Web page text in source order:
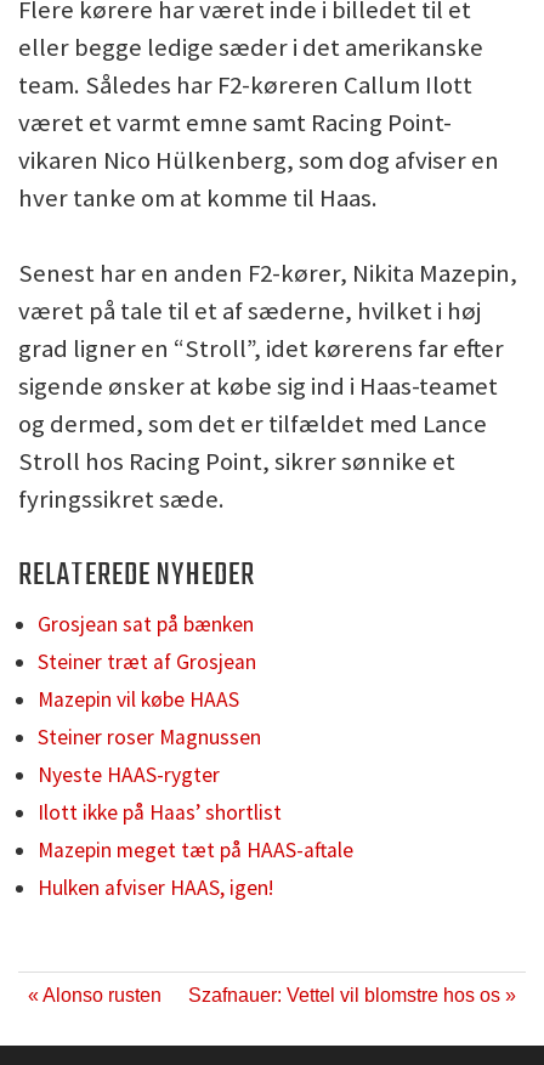
Flere kørere har været inde i billedet til et
eller begge ledige sæder i det amerikanske
team. Således har F2-køreren Callum Ilott
været et varmt emne samt Racing Point-
vikaren Nico Hülkenberg, som dog afviser en
hver tanke om at komme til Haas.
Senest har en anden F2-kører, Nikita Mazepin,
været på tale til et af sæderne, hvilket i høj
grad ligner en “Stroll”, idet kørerens far efter
sigende ønsker at købe sig ind i Haas-teamet
og dermed, som det er tilfældet med Lance
Stroll hos Racing Point, sikrer sønnike et
fyringssikret sæde.
RELATEREDE NYHEDER
Grosjean sat på bænken
Steiner træt af Grosjean
Mazepin vil købe HAAS
Steiner roser Magnussen
Nyeste HAAS-rygter
Ilott ikke på Haas’ shortlist
Mazepin meget tæt på HAAS-aftale
Hulken afviser HAAS, igen!
« Alonso rusten Szafnauer: Vettel vil blomstre hos os »